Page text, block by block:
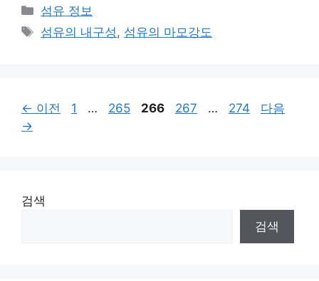
카
테
섬유 정보
태
섬유의 내구성, 섬유의 마모강도
← 이전
페
1 …
페
265
페
266
페
267 …
페
274
다음
→
검색
검색